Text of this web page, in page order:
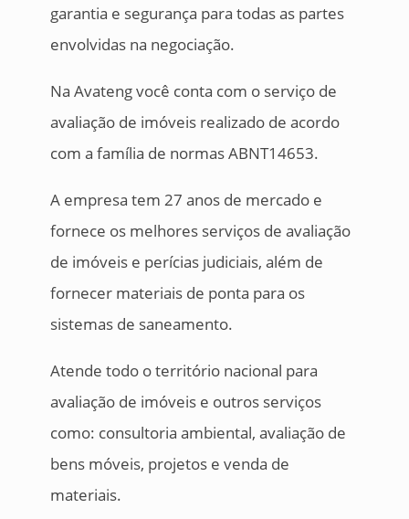
garantia e segurança para todas as partes
envolvidas na negociação.
Na Avateng você conta com o serviço de
avaliação de imóveis realizado de acordo
com a família de normas ABNT14653.
A empresa tem 27 anos de mercado e
fornece os melhores serviços de avaliação
de imóveis e perícias judiciais, além de
fornecer materiais de ponta para os
sistemas de saneamento.
Atende todo o território nacional para
avaliação de imóveis e outros serviços
como: consultoria ambiental, avaliação de
bens móveis, projetos e venda de
materiais.